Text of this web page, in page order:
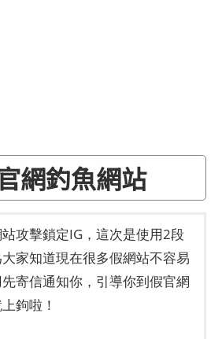
網釣魚網站
攻擊鎖定IG，這次是使用2段
家知道現在很多假網站不容易
寄信通知你，引導你到假官網
鉤啦！